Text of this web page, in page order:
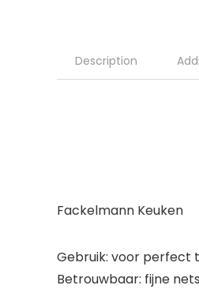
Description
Fackelmann Keuken
Gebruik: voor perfect
Betrouwbaar: fijne